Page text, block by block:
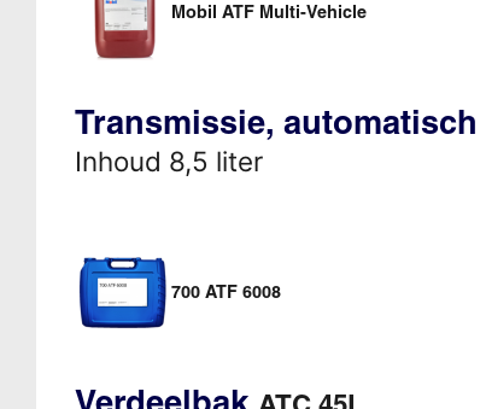
Mobil ATF Multi-Vehicle
Transmissie, automatisch
Inhoud 8,5 liter
700 ATF 6008